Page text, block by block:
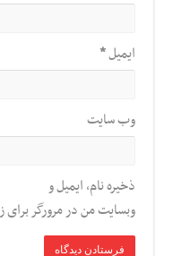
ایمیل*
وب‌ سایت
ذخیره نام، ایمیل و
وبسایت من در مرورگر